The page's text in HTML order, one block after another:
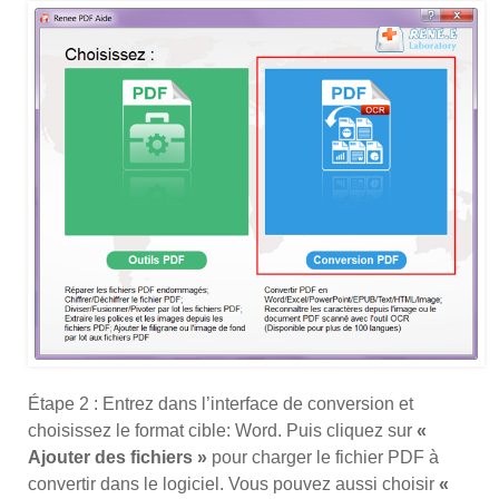
Étape 2 : Entrez dans l’interface de conversion et
choisissez le format cible: Word. Puis cliquez sur «
Ajouter des fichiers » pour charger le fichier PDF à
convertir dans le logiciel. Vous pouvez aussi choisir «